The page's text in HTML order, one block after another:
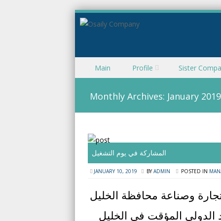
Menu
Skip to content
Main Profile Sister
Monthly Archives: January 2019
المشاركة في يوم التشغيل
JANUARY 10, 2019 BY ADMIN POSTED IN
وصناعة محافظة الخليل
الدولي المؤقت في الخليل